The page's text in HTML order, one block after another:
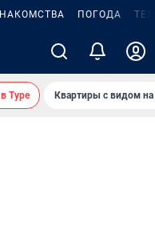
ПОГОДА
Туре Квартиры с видом на